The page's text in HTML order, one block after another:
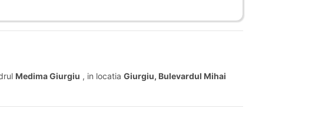
Medima Giurgiu , in locatia Giurgiu, Bulevardul Mihai